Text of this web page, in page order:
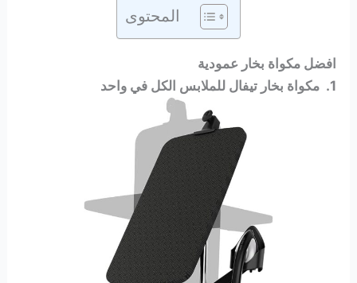
المحتوى
افضل مكواة بخار عمودية
1.
مكواة بخار تيفال للملابس الكل في واحد